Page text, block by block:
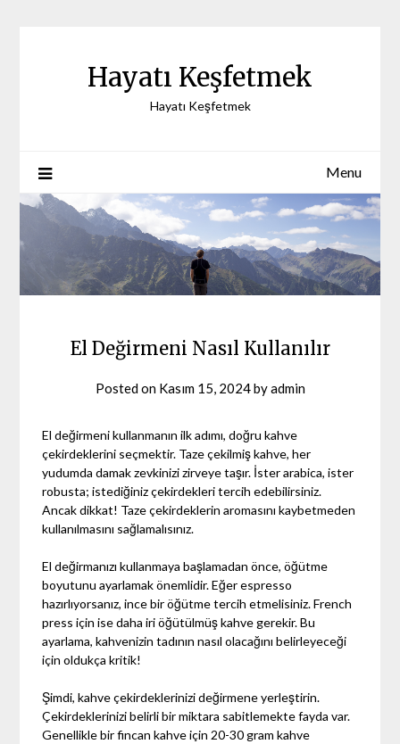
Hayatı Keşfetmek
Hayatı Keşfetmek
Menu
El Değirmeni Nasıl Kullanılır
Posted on Kasım 15, 2024byadmin
El değirmeni kullanmanın ilk adımı, doğru kahve
çekirdeklerini seçmektir. Taze çekilmiş kahve, her
yudumda damak zevkinizi zirveye taşır. İster arabica, ister
robusta; istediğiniz çekirdekleri tercih edebilirsiniz.
Ancak dikkat! Taze çekirdeklerin aromasını kaybetmeden
kullanılmasını sağlamalısınız.
El değirmanızı kullanmaya başlamadan önce, öğütme
boyutunu ayarlamak önemlidir. Eğer espresso
hazırlıyorsanız, ince bir öğütme tercih etmelisiniz. French
press için ise daha iri öğütülmüş kahve gerekir. Bu
ayarlama, kahvenizin tadının nasıl olacağını belirleyeceği
için oldukça kritik!
Şimdi, kahve çekirdeklerinizi değirmene yerleştirin.
Çekirdeklerinizi belirli bir miktara sabitlemekte fayda var.
Genellikle bir fincan kahve için 20-30 gram kahve